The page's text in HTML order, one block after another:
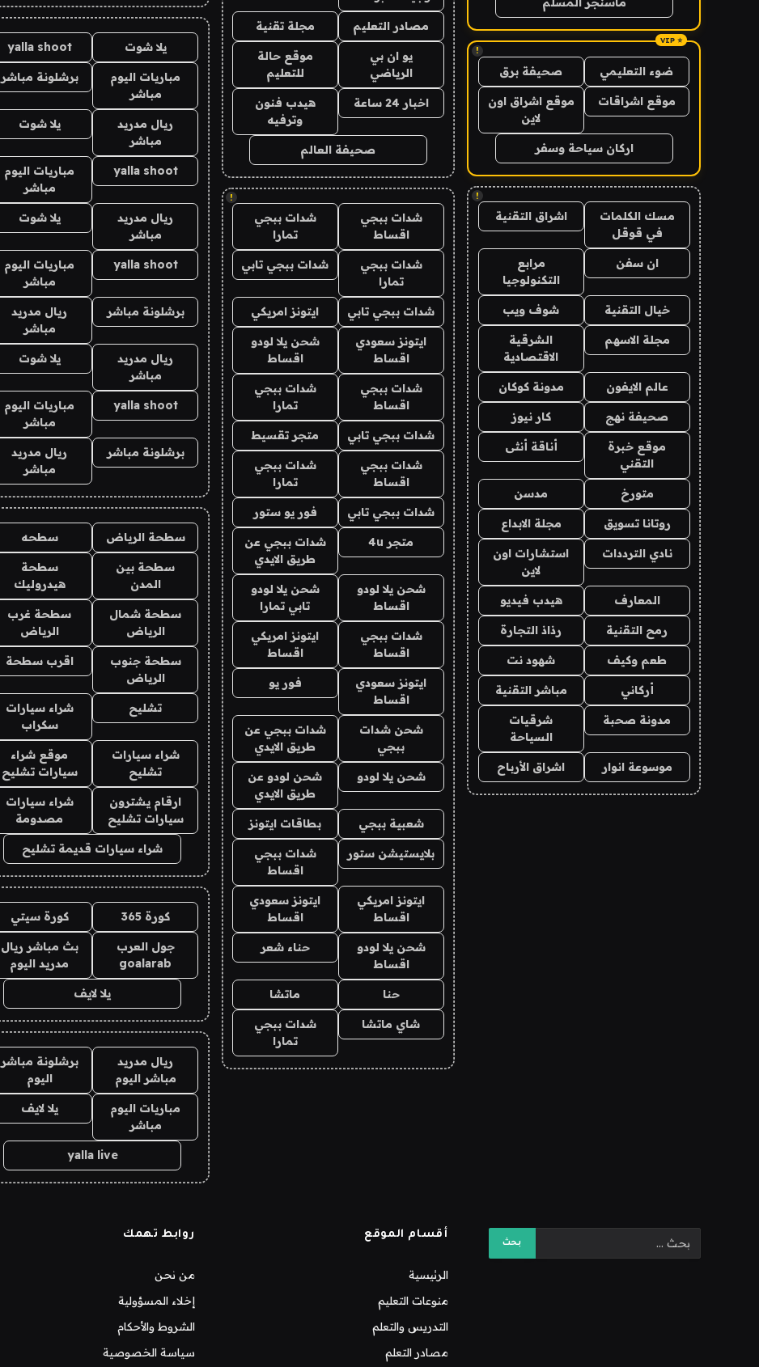
!
ضوء التعليمي صحيفة برق
موقع اشراقات
موقع اشراق اون
لاين
اركان سياحة وسفر
!
مسك الكلمات
في قوقل
اشراق التقنية
ان سفن
مرابع
التكنولوجيا
خيال التقنية شوف ويب
مجلة الاسهم
الشرقية
الاقتصادية
عالم الايفون مدونة كوكان
صحيفة نهج كار نيوز
موقع خبرة
التقني
أناقة أنثى
متورخ مدسن
روتانا تسويق مجلة الابداع
نادي الترددات
استشارات اون
لاين
المعارف هيدب فيديو
رمح التقنية رذاذ التجارة
طعم وكيف شهود نت
أركاني مباشر التقنية
مدونة صحبة
شرقيات
السياحة
موسوعة انوار اشراق الأرباح
مصادر التعليم مجلة تقنية
يو ان بي
الرياضي
موقع حالة
للتعليم
اخبار 24 ساعة
هيدب فنون
وترفيه
صحيفة العالم
!
شدات ببجي
اقساط
شدات ببجي
تمارا
شدات ببجي
تمارا
شدات ببجي تابي
شدات ببجي تابي ايتونز امريكي
ايتونز سعودي
اقساط
شحن يلا لودو
اقساط
شدات ببجي
اقساط
شدات ببجي
تمارا
شدات ببجي تابي متجر تقسيط
شدات ببجي
اقساط
شدات ببجي
تمارا
شدات ببجي تابي فور يو ستور
متجر 4u
شدات ببجي عن
طريق الايدي
شحن يلا لودو
اقساط
شحن يلا لودو
تابي تمارا
شدات ببجي
اقساط
ايتونز امريكي
اقساط
ايتونز سعودي
اقساط
فور يو
شحن شدات
ببجي
شدات ببجي عن
طريق الايدي
شحن يلا لودو
شحن لودو عن
طريق الايدي
شعبية ببجي بطاقات ايتونز
بلايستيشن ستور
شدات ببجي
اقساط
ايتونز امريكي
اقساط
ايتونز سعودي
اقساط
شحن يلا لودو
اقساط
حناء شعر
حنا ماتشا
شاي ماتشا
شدات ببجي
تمارا
يلا شوت yalla shoot
مباريات اليوم
مباشر
برشلونة مباشر
ريال مدريد
مباشر
يلا شوت
yalla shoot
مباريات اليوم
مباشر
ريال مدريد
مباشر
يلا شوت
yalla shoot
مباريات اليوم
مباشر
برشلونة مباشر
ريال مدريد
مباشر
ريال مدريد
مباشر
يلا شوت
yalla shoot
مباريات اليوم
مباشر
برشلونة مباشر
ريال مدريد
مباشر
سطحة الرياض سطحه
سطحة بين
المدن
سطحة
هيدروليك
سطحة شمال
الرياض
سطحة غرب
الرياض
سطحة جنوب
الرياض
اقرب سطحة
تشليح
شراء سيارات
سكراب
شراء سيارات
تشليح
موقع شراء
سيارات تشليح
ارقام يشترون
سيارات تشليح
شراء سيارات
مصدومة
شراء سيارات قديمة تشليح
كورة 365 كورة سيتي
جول العرب
goalarab
بث مباشر ريال
مدريد اليوم
يلا لايف
ريال مدريد
مباشر اليوم
برشلونة مباشر
اليوم
مباريات اليوم
مباشر
يلا لايف
yalla live
أقسام الموقع
الرئيسية
منوعات التعليم
التدريس والتعلم
مصادر التعلم
روابط تهمك
من نحن
إخلاء المسؤولية
الشروط والأحكام
سياسة الخصوصية